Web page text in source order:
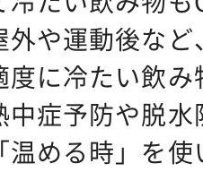
外や運動後な
度に冷たい飲
中症予防や脱
温める時」を